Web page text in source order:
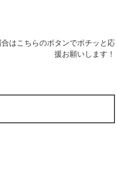
合はこちらのボタンでポチッと応
援お願いします！